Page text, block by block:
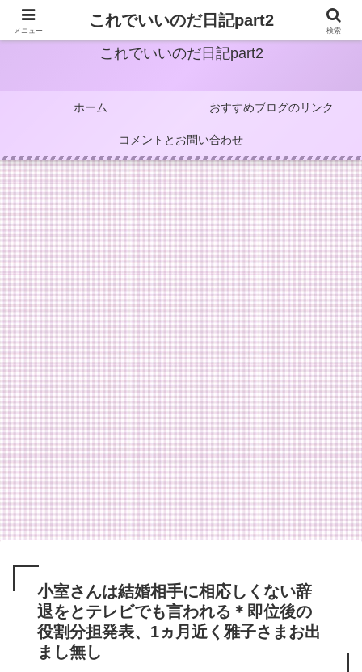
これでいいのだ日記part2
ホーム おすすめブログのリンク
コメントとお問い合わせ
小室さんは結婚相手に相応しくない辞
退をとテレビでも言われる＊即位後の
役割分担発表、1ヵ月近く雅子さまお出
まし無し
メニュー
これでいいのだ日記part2
検索